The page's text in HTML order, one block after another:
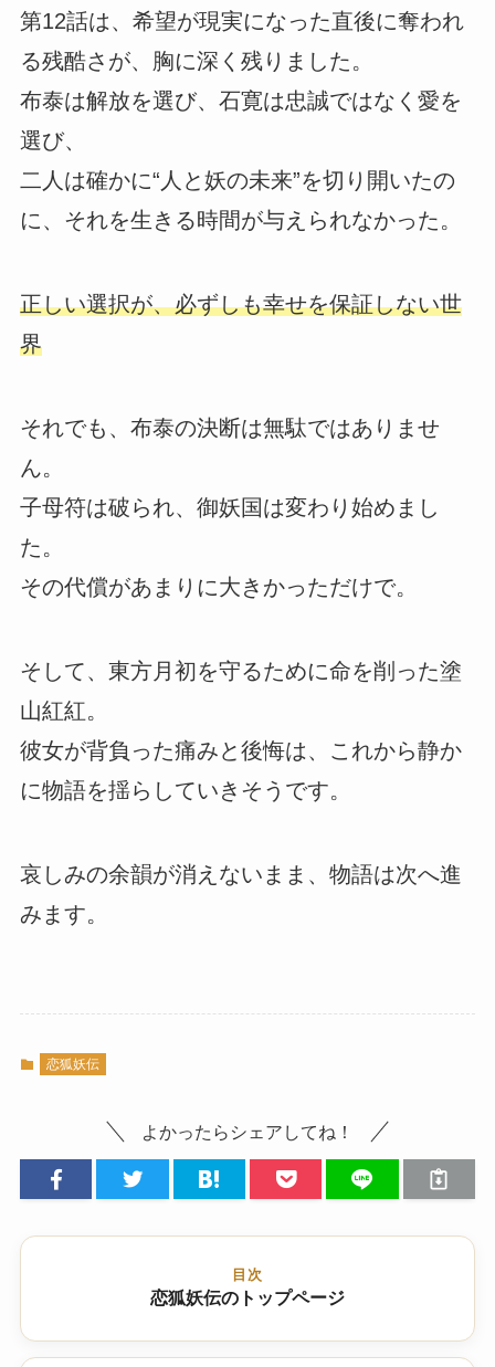
第12話は、希望が現実になった直後に奪われ
る残酷さが、胸に深く残りました。
布泰は解放を選び、石寛は忠誠ではなく愛を
選び、
二人は確かに“人と妖の未来”を切り開いたの
に、それを生きる時間が与えられなかった。
正しい選択が、必ずしも幸せを保証しない世
界
それでも、布泰の決断は無駄ではありませ
ん。
子母符は破られ、御妖国は変わり始めまし
た。
その代償があまりに大きかっただけで。
そして、東方月初を守るために命を削った塗
山紅紅。
彼女が背負った痛みと後悔は、これから静か
に物語を揺らしていきそうです。
哀しみの余韻が消えないまま、物語は次へ進
みます。
恋狐妖伝
よかったらシェアしてね！
目次
恋狐妖伝のトップページ